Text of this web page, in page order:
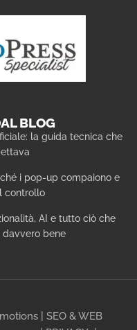
BLOG
la guida tecnica che
i pop-up compaiono e
controllo
AI e tutto ciò che
davvero bene
| SEO & WEB